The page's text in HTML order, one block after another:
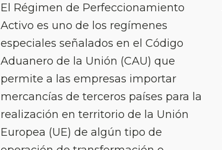
El Régimen de Perfeccionamiento
Activo es uno de los regímenes
especiales señalados en el Código
Aduanero de la Unión (CAU) que
permite a las empresas importar
mercancías de terceros países para la
realización en territorio de la Unión
Europea (UE) de algún tipo de